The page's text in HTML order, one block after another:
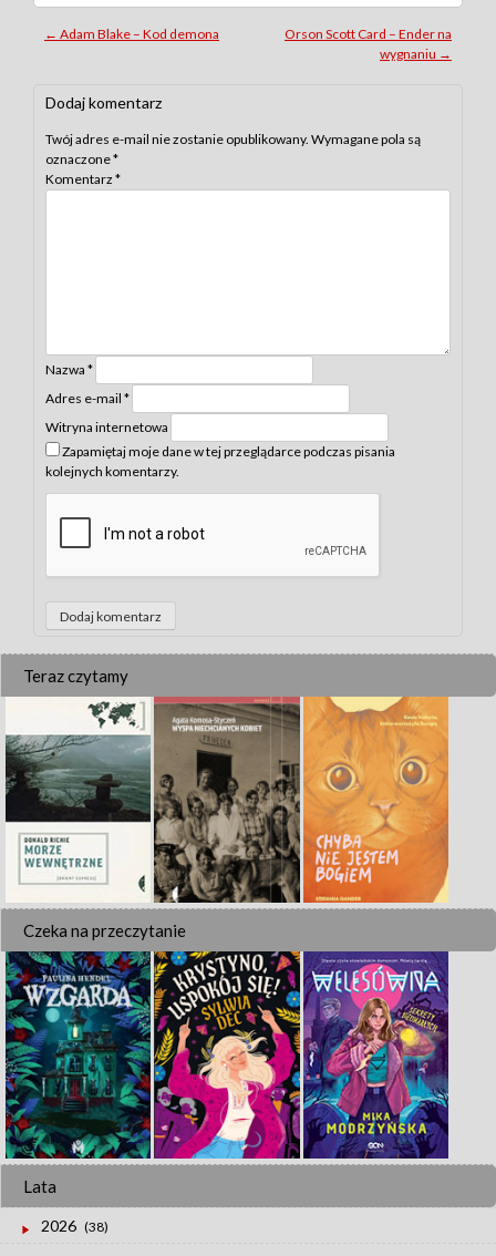
Post
← Adam Blake – Kod demona
Orson Scott Card – Ender na
wygnaniu →
Dodaj komentarz
Twój adres e-mail nie zostanie opublikowany. Wymagane pola są
oznaczone*
Komentarz *
Nazwa *
Adres e-mail *
Witryna internetowa
Zapamiętaj moje dane w tej przeglądarce podczas pisania
kolejnych komentarzy.
Teraz czytamy
Czeka na przeczytanie
Lata
2026 (38)